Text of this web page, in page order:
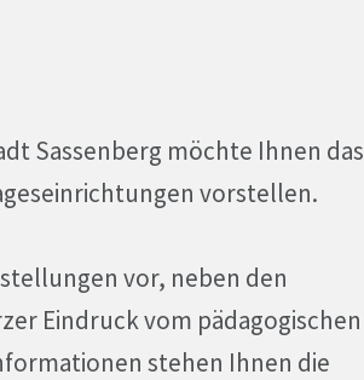
Sassenberg möchte Ihnen das
vorstellen.
vor, neben den
Eindruck vom pädagogischen
stehen Ihnen die